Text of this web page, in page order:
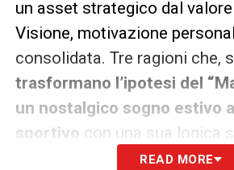
un asset strategico dal
Visione, motivazione
consolidata. Tre ragioni che,
trasformano l’ipotesi del
un nostalgico sogno estivo
sportivo con una sua logica
READ MORE